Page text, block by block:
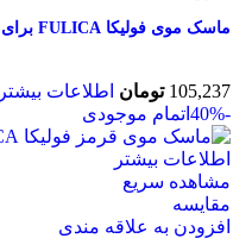
ماسک موی فولیکا FULICA برای موهای خشک و آسیب دیده
105,237 تومان اطلاعات بیشتر
-40%
اتمام موجودی
اطلاعات بیشتر
مشاهده سریع
مقایسه
افزودن به علاقه مندی